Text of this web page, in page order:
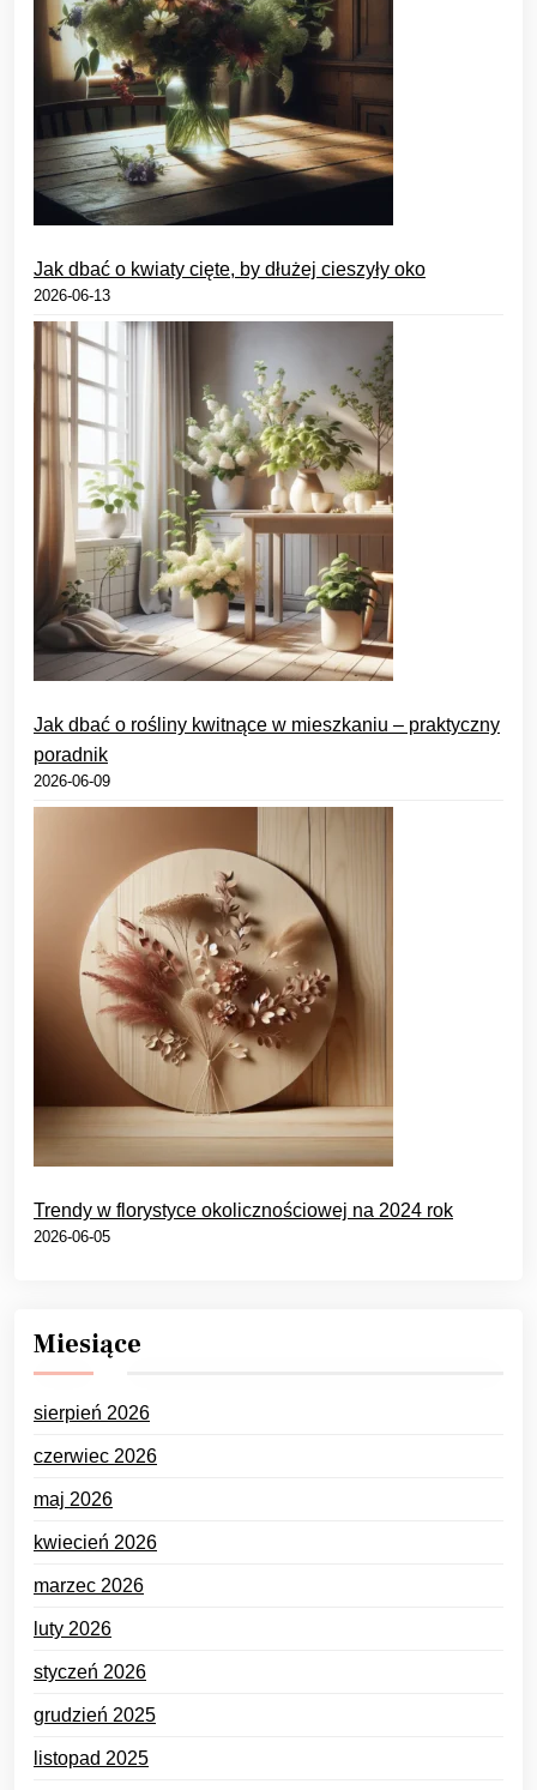
Jak dbać o kwiaty cięte, by dłużej cieszyły oko
2026-06-13
Jak dbać o rośliny kwitnące w mieszkaniu – praktyczny
poradnik
2026-06-09
Trendy w florystyce okolicznościowej na 2024 rok
2026-06-05
Miesiące
sierpień 2026
czerwiec 2026
maj 2026
kwiecień 2026
marzec 2026
luty 2026
styczeń 2026
grudzień 2025
listopad 2025